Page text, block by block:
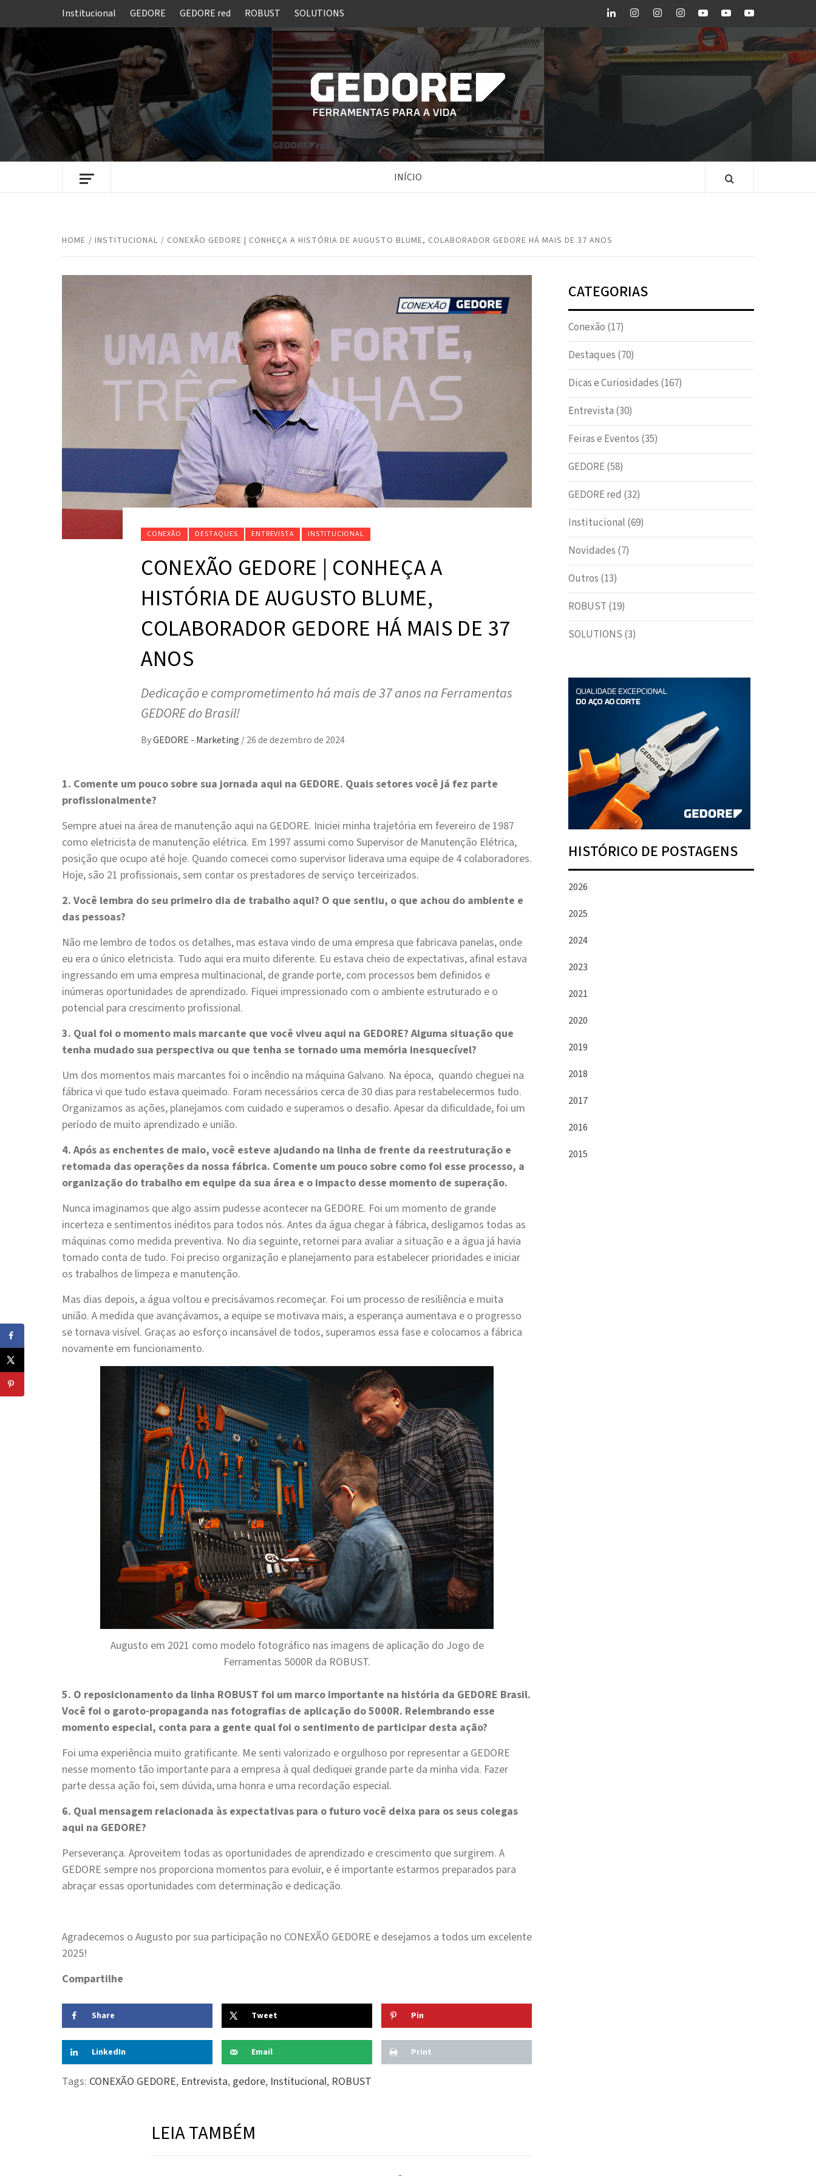
Institucional GEDORE GEDORE red ROBUST SOLUTIONS LinkedInInstagramInstagram
red
Instagram
ROBUST
Youtube
GEDORE
Youtube
GEDORE
red
Youtube
ROBUST
BLOG GEDORE
BRASIL
FERRAMENTAS GEDORE DO BRASIL
INÍCIO
HOME INSTITUCIONAL CONEXÃO GEDORE | CONHEÇA A HISTÓRIA DE AUGUSTO BLUME, COLABORADOR GEDORE HÁ MAIS DE 37 ANOS
CONEXÃO DESTAQUES ENTREVISTA INSTITUCIONAL
CONEXÃO GEDORE | CONHEÇA A
HISTÓRIA DE AUGUSTO BLUME,
COLABORADOR GEDORE HÁ MAIS DE 37
ANOS
Dedicação e comprometimento há mais de 37 anos na Ferramentas
GEDORE do Brasil!
ByGEDORE - Marketing /26 de dezembro de 2024
1. Comente um pouco sobre sua jornada aqui na GEDORE. Quais setores você já fez parte
profissionalmente?
Sempre atuei na área de manutenção aqui na GEDORE. Iniciei minha trajetória em fevereiro de 1987
como eletricista de manutenção elétrica. Em 1997 assumi como Supervisor de Manutenção Elétrica,
posição que ocupo até hoje. Quando comecei como supervisor liderava uma equipe de 4 colaboradores.
Hoje, são 21 profissionais, sem contar os prestadores de serviço terceirizados.
2. Você lembra do seu primeiro dia de trabalho aqui? O que sentiu, o que achou do ambiente e
das pessoas?
Não me lembro de todos os detalhes, mas estava vindo de uma empresa que fabricava panelas, onde
eu era o único eletricista. Tudo aqui era muito diferente. Eu estava cheio de expectativas, afinal estava
ingressando em uma empresa multinacional, de grande porte, com processos bem definidos e
inúmeras oportunidades de aprendizado. Fiquei impressionado com o ambiente estruturado e o
potencial para crescimento profissional.
3. Qual foi o momento mais marcante que você viveu aqui na GEDORE? Alguma situação que
tenha mudado sua perspectiva ou que tenha se tornado uma memória inesquecível?
Um dos momentos mais marcantes foi o incêndio na máquina Galvano. Na época, quando cheguei na
fábrica vi que tudo estava queimado. Foram necessários cerca de 30 dias para restabelecermos tudo.
Organizamos as ações, planejamos com cuidado e superamos o desafio. Apesar da dificuldade, foi um
período de muito aprendizado e união.
4. Após as enchentes de maio, você esteve ajudando na linha de frente da reestruturação e
retomada das operações da nossa fábrica. Comente um pouco sobre como foi esse processo, a
organização do trabalho em equipe da sua área e o impacto desse momento de superação.
Nunca imaginamos que algo assim pudesse acontecer na GEDORE. Foi um momento de grande
incerteza e sentimentos inéditos para todos nós. Antes da água chegar à fábrica, desligamos todas as
máquinas como medida preventiva. No dia seguinte, retornei para avaliar a situação e a água já havia
tomado conta de tudo. Foi preciso organização e planejamento para estabelecer prioridades e iniciar
os trabalhos de limpeza e manutenção.
Mas dias depois, a água voltou e precisávamos recomeçar. Foi um processo de resiliência e muita
união. A medida que avançávamos, a equipe se motivava mais, a esperança aumentava e o progresso
se tornava visível. Graças ao esforço incansável de todos, superamos essa fase e colocamos a fábrica
novamente em funcionamento.
Augusto em 2021 como modelo fotográfico nas imagens de aplicação do Jogo de
Ferramentas 5000R da ROBUST.
5. O reposicionamento da linha ROBUST foi um marco importante na história da GEDORE Brasil.
Você foi o garoto-propaganda nas fotografias de aplicação do 5000R. Relembrando esse
momento especial, conta para a gente qual foi o sentimento de participar desta ação?
Foi uma experiência muito gratificante. Me senti valorizado e orgulhoso por representar a GEDORE
nesse momento tão importante para a empresa à qual dediquei grande parte da minha vida. Fazer
parte dessa ação foi, sem dúvida, uma honra e uma recordação especial.
6. Qual mensagem relacionada às expectativas para o futuro você deixa para os seus colegas
aqui na GEDORE?
Perseverança. Aproveitem todas as oportunidades de aprendizado e crescimento que surgirem. A
GEDORE sempre nos proporciona momentos para evoluir, e é importante estarmos preparados para
abraçar essas oportunidades com determinação e dedicação.
Agradecemos o Augusto por sua participação no CONEXÃO GEDORE e desejamos a todos um excelente
2025!
Compartilhe
Share Tweet Pin
LinkedIn Email Print
Tags: CONEXÃO GEDORE, Entrevista, gedore, Institucional, ROBUST
LEIA TAMBÉM
CATEGORIAS
Conexão (17)
Destaques (70)
Dicas e Curiosidades (167)
Entrevista (30)
Feiras e Eventos (35)
GEDORE(58)
GEDORE red (32)
Institucional (69)
Novidades (7)
Outros (13)
ROBUST (19)
SOLUTIONS (3)
HISTÓRICO DE POSTAGENS
2026
2025
2024
2023
2021
2020
2019
2018
2017
2016
2015